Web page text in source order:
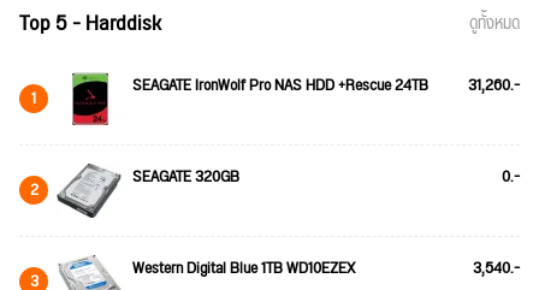
Top 5 - Harddisk ดูทั้งหมด
1 SEAGATE IronWolf Pro NAS HDD +Rescue 24TB 31,260.-
2 SEAGATE 320GB 0.-
3 Western Digital Blue 1TB WD10EZEX 3,540.-